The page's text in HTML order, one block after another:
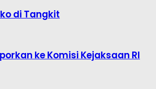
di Tangkit
ke Komisi Kejaksaan RI